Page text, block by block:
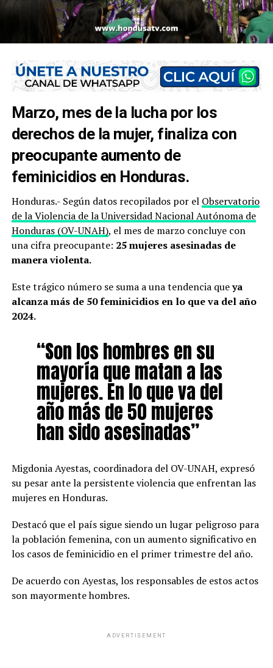
Marzo, mes de la lucha por los
derechos de la mujer, finaliza con
preocupante aumento de
feminicidios en Honduras.
Honduras.- Según datos recopilados por el Observatorio
de la Violencia de la Universidad Nacional Autónoma de
Honduras (OV-UNAH), el mes de marzo concluye con
una cifra preocupante: 25 mujeres asesinadas de
manera violenta.
Este trágico número se suma a una tendencia queya
alcanza más de 50 feminicidios en lo que va del año
2024.
“Son los hombres en su
mayoría que matan a las
mujeres. En lo que va del
año más de 50 mujeres
han sido asesinadas”
Migdonia Ayestas, coordinadora del OV-UNAH, expresó
su pesar ante la persistente violencia que enfrentan las
mujeres en Honduras.
Destacó que el país sigue siendo un lugar peligroso para
la población femenina, con un aumento significativo en
los casos de feminicidio en el primer trimestre del año.
De acuerdo con Ayestas, los responsables de estos actos
son mayormente hombres.
ADVERTISEMENT